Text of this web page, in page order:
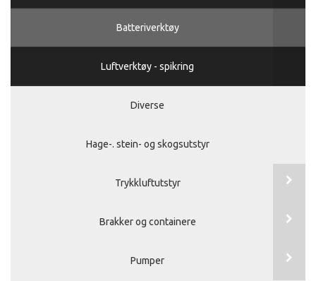
Batteriverktøy
Luftverktøy - spikring
Diverse
Hage-. stein- og skogsutstyr
Trykkluftutstyr
Brakker og containere
Pumper